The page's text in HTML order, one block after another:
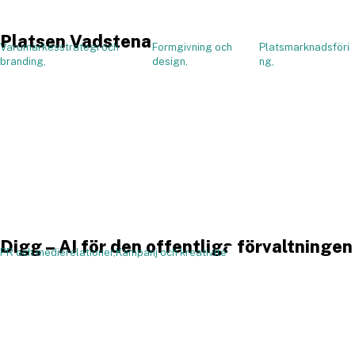
Platsen Vadstena
Varumärkesstrategi och
branding,
Formgivning och
design,
Platsmarknadsföri
ng,
Digg – AI för den offentliga förvaltningen
PR och medierelationer,Kampanj och kreativitet,